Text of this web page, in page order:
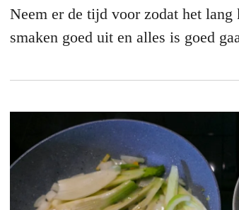
Neem er de tijd voor zodat het lang
smaken goed uit en alles is goed